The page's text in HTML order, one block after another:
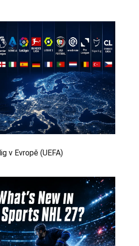
v Evropě (UEFA)